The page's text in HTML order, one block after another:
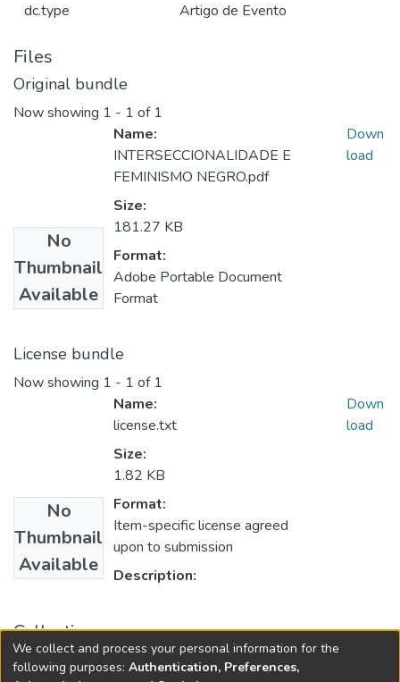
dc.type Artigo de Evento
Files
Original bundle
Now showing 1 - 1 of 1
No
Thumbnail
Available
Name:
INTERSECCIONALIDADE E
FEMINISMO NEGRO.pdf
Size:
181.27 KB
Format:
Adobe Portable Document
Format
Down
load
License bundle
Now showing 1 - 1 of 1
No
Thumbnail
Available
Name:
license.txt
Size:
1.82 KB
Format:
Item-specific license agreed
upon to submission
Description:
Down
load
Collections
Anais
We collect and process your personal information for the
following purposes: Authentication, Preferences,